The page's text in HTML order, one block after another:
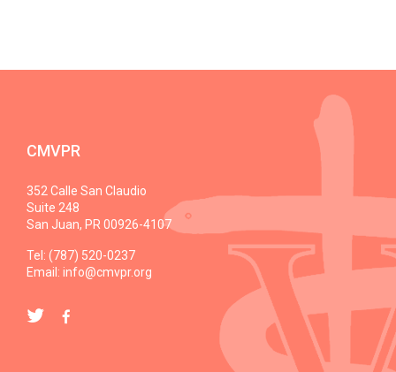
CMVPR
352 Calle San Claudio
Suite 248
San Juan, PR 00926-4107
Tel: (787) 520-0237
Email: info@cmvpr.org